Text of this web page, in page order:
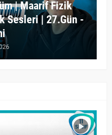
| Maarif Fizik
Sesleri | 27.Gün -